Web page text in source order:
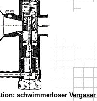
schwimmerloser Vergaser